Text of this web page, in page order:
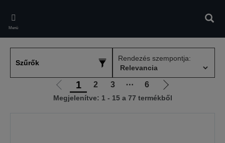
main
content
Menü
Szűrők
Rendezés szempontja:
Előző
oldalra
1 2 3 ⋯ 6
Következő
oldalra
Megjelenítve: 1 - 15 a 77 termékből